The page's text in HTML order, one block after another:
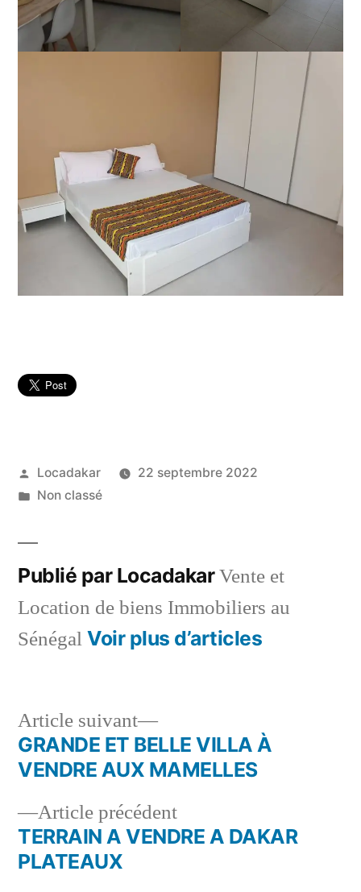
Publié
par
Locadakar
22 septembre 2022
Publié
Non classé
Publié par LocadakarVente et
Location de biens Immobiliers au
Sénégal Voir plus d’articles
Navigation
l’article
Article précédentArticle
précédent :
TERRAIN A VENDRE A DAKAR
PLATEAUX
Article suivant
Article
suivant :
GRANDE ET BELLE VILLA À
VENDRE AUX MAMELLES